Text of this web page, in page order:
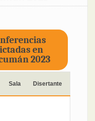
en
2023
Sala Disertante